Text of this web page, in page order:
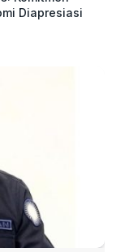
Diapresiasi